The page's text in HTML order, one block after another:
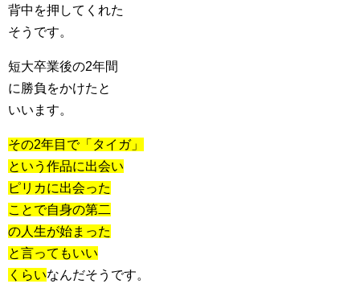
背中を押してくれた
そうです。
短大卒業後の2年間
に勝負をかけたと
いいます。
その2年目で「タイガ」
という作品に出会い
ピリカに出会った
ことで自身の第二
の人生が始まった
と言ってもいい
くらいなんだそうです。